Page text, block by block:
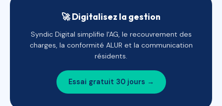
🚀 Digitalisez la gestion
Syndic Digital simplifie l'AG, le recouvrement des
charges, la conformité ALUR et la communication
résidents.
Essai gratuit 30 jours →